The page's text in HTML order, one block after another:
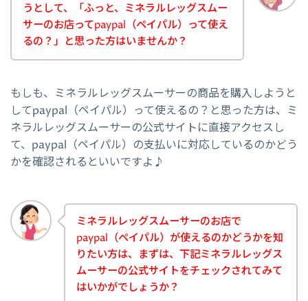
うとして、「ふっと、ミネラルレッグスムー
サーのお店ってpaypal（ペイパル）って使え
るの？」と思った方はいませんか？
もしも、ミネラルレッグスムーサーの商品を購入しようと
してpaypal（ペイパル）って使えるの？と思った方は、ミ
ネラルレッグスムーサーの公式サイトに直接アクセスし
て、paypal（ペイパル）の支払いに対応しているのかどう
かを確認されるといいですよ♪
ミネラルレッグスムーサーのお店で
paypal（ペイパル）が使えるのかどうかを知
りたい方は、まずは、下記ミネラルレッグス
ムーサーの公式サイトをチェックされてみて
はいかがでしょうか？